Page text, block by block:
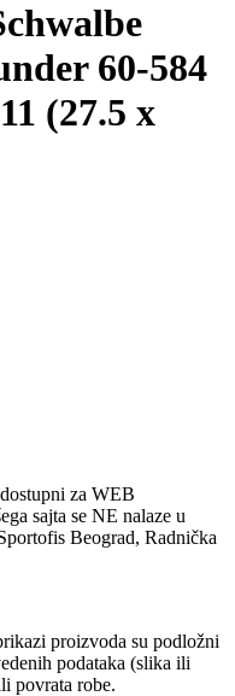
60-584
(27.5 x
za WEB
sajta se NE nalaze u
Beograd, Radnička
proizvoda su podložni
podataka (slika ili
povrata robe.